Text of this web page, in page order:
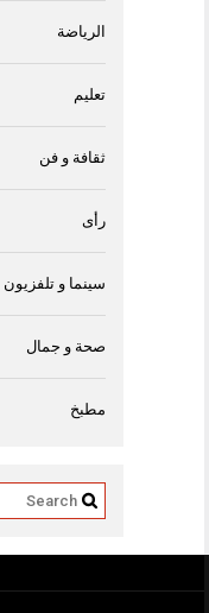
الرياضة
تعليم
ثقافة و فن
رأى
سينما و تلفزيون
صحة و جمال
مطبخ